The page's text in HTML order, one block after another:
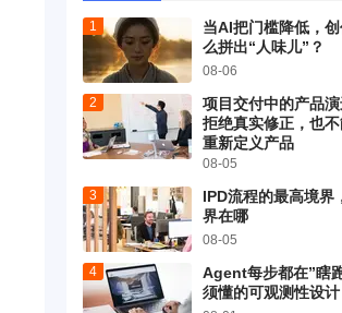
当AI把门槛降低，
么拼出“人味儿”？
08-06
项目交付中的产品
拒绝真实修正，也不
重新定义产品
08-05
IPD流程的最高境界
界在哪
08-05
Agent每步都在”瞎
须懂的可观测性设计